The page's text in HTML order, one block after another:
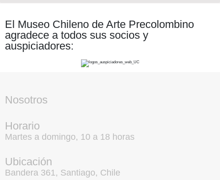
El Museo Chileno de Arte Precolombino
agradece a todos sus socios y
auspiciadores:
Nosotros
Horario
Martes a domingo, 10 a 18 horas
Ubicación
Bandera 361, Santiago, Chile